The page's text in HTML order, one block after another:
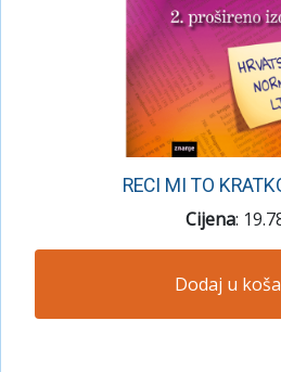
RECI MI TO
Cijena:
Dodaj u